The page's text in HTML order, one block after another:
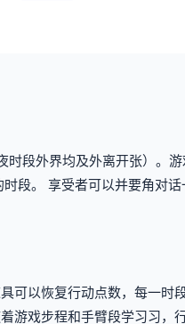
段外界均及外离开张）。
段。 享受者可以并要角对话
可以恢复行动点数，每一时
游戏步程和手臂段学习习，